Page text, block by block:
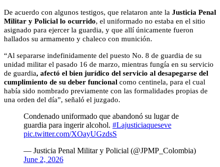
De acuerdo con algunos testigos, que relataron ante la Justicia Penal
Militar y Policial lo ocurrido, el uniformado no estaba en el sitio
asignado para ejercer la guardia, y que allí únicamente fueron
hallados su armamento y chaleco con munición.
“Al separarse indefinidamente del puesto No. 8 de guardia de su
unidad militar el pasado 16 de marzo, mientras fungía en su servicio
de guardia, afectó el bien jurídico del servicio al desapegarse del
cumplimiento de su deber funcional como centinela, para el cual
había sido nombrado previamente con las formalidades propias de
una orden del día”, señaló el juzgado.
Condenado uniformado que abandonó su lugar de
guardia para ingerir alcohol. #Lajusticiaqueseve
pic.twitter.com/XOayUGzdsS
— Justicia Penal Militar y Policial (@JPMP_Colombia)
June 2, 2026